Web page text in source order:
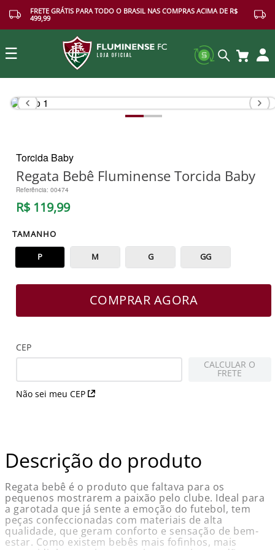
FRETE GRÁTIS PARA TODO O BRASIL NAS COMPRAS ACIMA DE R$
499,99
☰
Buscar
Torcida Baby
Regata Bebê Fluminense Torcida Baby
Referência: 00474
R$ 119,99
TAMANHO
P M G GG
COMPRAR AGORA
CEP
Não sei meu CEP
CALCULAR O
FRETE
Descrição do produto
Regata bebê é o produto que faltava para os
pequenos mostrarem a paixão pelo clube. Ideal para
a garotada que já sente a emoção do futebol, tem
peças confeccionadas com materiais de alta
qualidade, que geram conforto e sensação de bem-
estar. Como existem bebês mais fofinhos, mais